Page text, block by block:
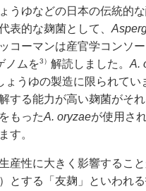
うゆなどの日本の伝統的
表的な麹菌として、
コーマンは産官学コンソ
ノムを3） 解読しました。 A.
ょうゆの製造に限られて
する能力が高い麹菌がそ
もったA. oryzaeが使用さ
す。
産性に大きく影響するこ
とする「友麹」といわれ